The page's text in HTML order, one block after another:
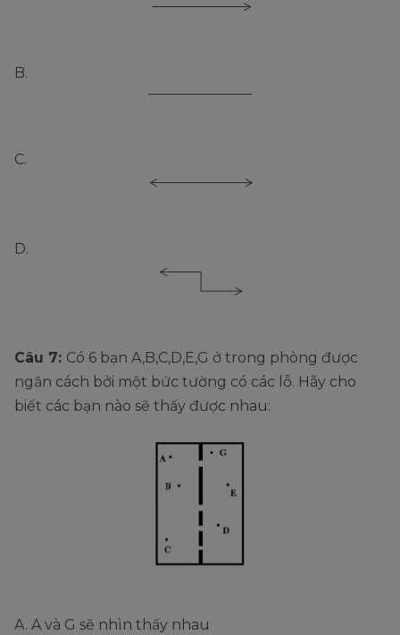
B.
C.
D.
Câu 7: Có 6 bạn A,B,C,D,E,G ở trong phòng được
ngăn cách bởi một bức tường có các lỗ. Hãy cho
biết các bạn nào sẽ thấy được nhau:
A. A và G sẽ nhìn thấy nhau